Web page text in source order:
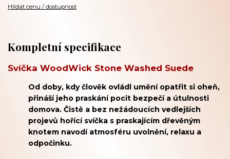
Hlídat cenu / dostupnost
Kompletní specifikace
Svíčka WoodWick Stone Washed Suede
Od doby, kdy člověk ovládl umění opatřit si oheň,
přináší jeho praskání pocit bezpečí a útulnosti
domova. Čistě a bez nežádoucích vedlejších
projevů hořící svíčka s praskajícím dřevěným
knotem navodí atmosféru uvolnění, relaxu a
odpočinku.